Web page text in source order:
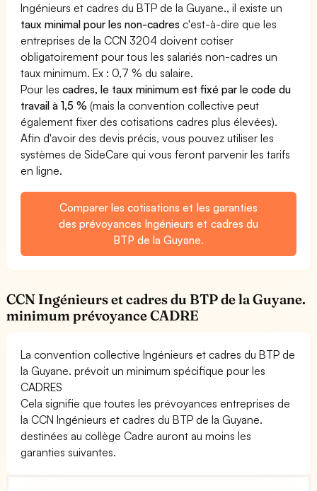
Ingénieurs et cadres du BTP de la Guyane., il existe un
taux minimal pour les non-cadres c'est-à-dire que les
entreprises de la CCN 3204 doivent cotiser
obligatoirement pour tous les salariés non-cadres un
taux minimum. Ex : 0,7 % du salaire.
Pour lescadres, le taux minimum est fixé par le code du
travail à 1,5 % (mais la convention collective peut
également fixer des cotisations cadres plus élevées).
Afin d'avoir des devis précis, vous pouvez utiliser les
systèmes de SideCare qui vous feront parvenir les tarifs
en ligne.
Comparer les cotisations et les garanties
des prévoyances Ingénieurs et cadres du
BTP de la Guyane.
CCN Ingénieurs et cadres du BTP de la Guyane.
minimum prévoyance CADRE
La convention collective Ingénieurs et cadres du BTP de
la Guyane. prévoit un minimum spécifique pour les
CADRES
Cela signifie que toutes les prévoyances entreprises de
la CCN Ingénieurs et cadres du BTP de la Guyane.
destinées au collège Cadre auront au moins les
garanties suivantes.